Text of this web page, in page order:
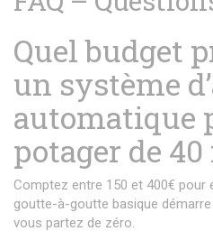
Quel budget
un système
automatique
potager de 40
Comptez entre 150 et 400€ pour
goutte-à-goutte basique
vous partez de zéro.